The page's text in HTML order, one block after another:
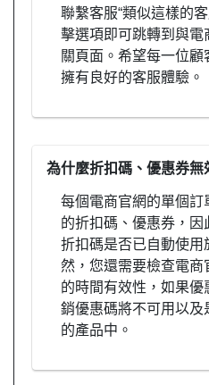
聯繫客服“類似這樣的
擊選項即可跳轉到與電
關頁面。希望每一位顧
擁有良好的客服體驗。
為什麼折扣碼、優惠券無
每個電商官網的單個訂
的折扣碼、優惠券，因
折扣碼是否已自動使用
然，您還需要檢查電商
的時間有效性，如果優
銷優惠碼將不可用以及
的產品中。